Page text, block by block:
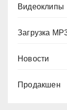
Видеоклипы
Загрузка
Новости
Продакшен